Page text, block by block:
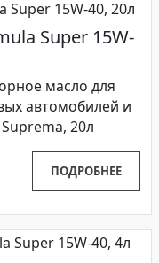
Super 15W-
масло для
автомобилей и
20л
ПОДРОБНЕЕ